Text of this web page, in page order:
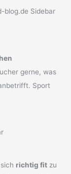
gerne, was
Sport
richtig fit zu